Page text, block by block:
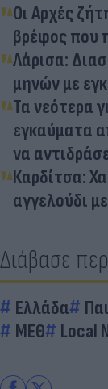
Οι Αρχές
βρέφος που
Λάρισα:
μηνών με
Τα νεότερα
εγκαύματα
να
Καρδίτσα:
αγγελούδι
Διάβασε
Ελλάδα
ΜΕΘ
Local